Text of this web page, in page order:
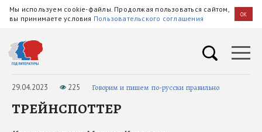
Мы используем cookie-файлы. Продолжая пользоваться сайтом,
вы принимаете условия Пользовательского соглашения OK
29.04.2023 225 Говорим и пишем по-русски правильно
ТРЕЙНСПОТТЕР